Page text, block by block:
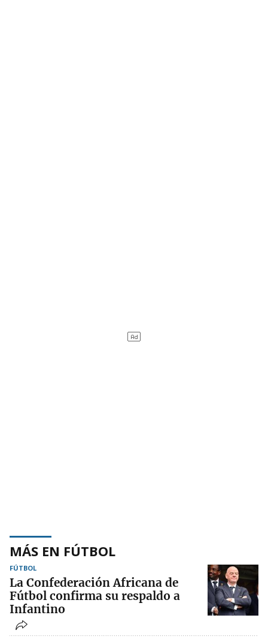
MÁS EN FÚTBOL
FÚTBOL
La Confederación Africana de
Fútbol confirma su respaldo a
Infantino